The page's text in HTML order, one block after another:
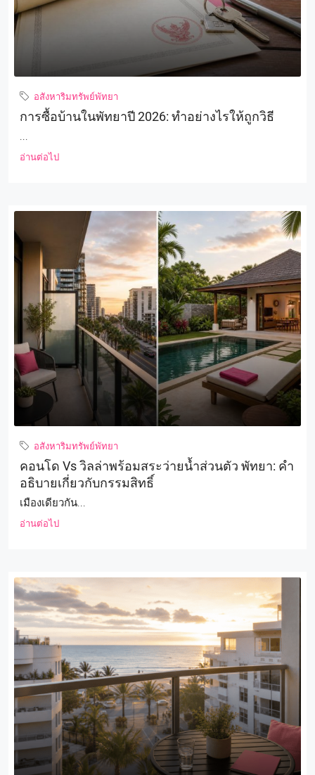
อสังหาริมทรัพย์พัทยา
การซื้อบ้านในพัทยาปี 2026: ทำอย่างไรให้ถูกวิธี
...
อ่านต่อไป
อสังหาริมทรัพย์พัทยา
คอนโด Vs วิลล่าพร้อมสระว่ายน้ำส่วนตัว พัทยา: คำ
อธิบายเกี่ยวกับกรรมสิทธิ์
เมืองเดียวกัน...
อ่านต่อไป